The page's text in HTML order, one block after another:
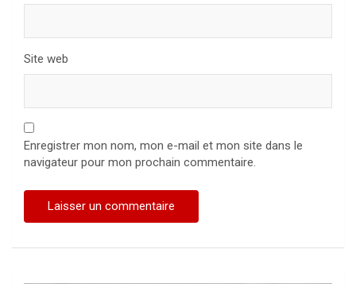
Site web
Enregistrer mon nom, mon e-mail et mon site dans le
navigateur pour mon prochain commentaire.